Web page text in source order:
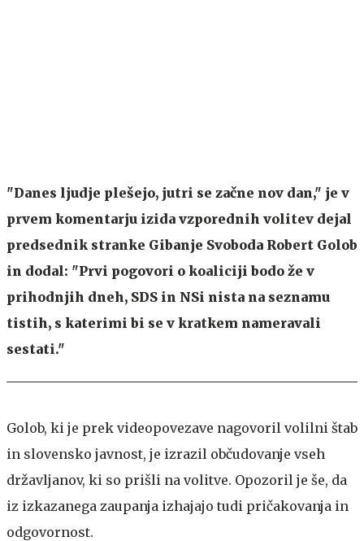
"Danes ljudje plešejo, jutri se začne nov dan," je v
prvem komentarju izida vzporednih volitev dejal
predsednik stranke Gibanje Svoboda Robert Golob
in dodal: "Prvi pogovori o koaliciji bodo že v
prihodnjih dneh, SDS in NSi nista na seznamu
tistih, s katerimi bi se v kratkem nameravali
sestati."
Golob, ki je prek videopovezave nagovoril volilni štab
in slovensko javnost, je izrazil občudovanje vseh
državljanov, ki so prišli na volitve. Opozoril je še, da
iz izkazanega zaupanja izhajajo tudi pričakovanja in
odgovornost.